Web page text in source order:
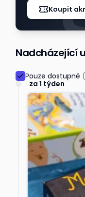
Koupit
Nadcházející
Pouze dostupné (
za 1 týden